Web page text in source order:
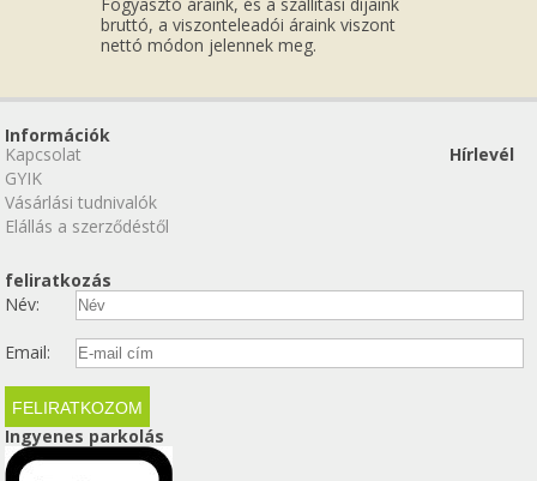
bruttó, a viszonteleadói áraink viszont
nettó módon jelennek meg.
Információk
Kapcsolat
GYIK
Vásárlási tudnivalók
Elállás a szerződéstől
Hírlevél
feliratkozás
Név:
Email:
Ingyenes parkolás